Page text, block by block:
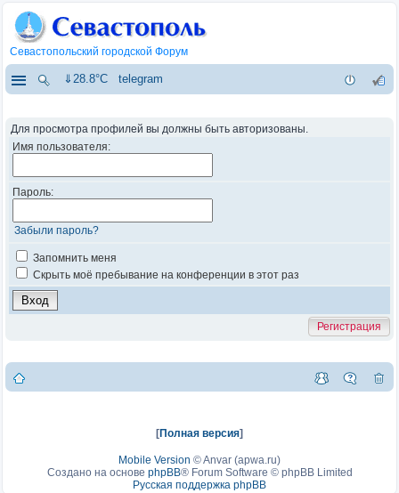
Севастопольский городской Форум
⇓28.8°C telegram
Для просмотра профилей вы должны быть авторизованы.
Имя пользователя:
Пароль:
Забыли пароль?
Запомнить меня
Скрыть моё пребывание на конференции в этот раз
Регистрация
[Полная версия]
Mobile Version ©Anvar (apwa.ru)
Создано на основе phpBB® Forum Software © phpBB Limited
Русская поддержка phpBB